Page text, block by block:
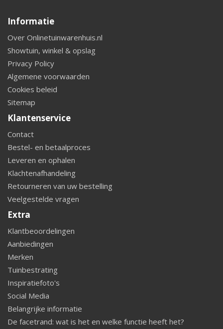
Informatie
Over Onlinetuinwarenhuis.nl
Showtuin, winkel & opslag
Privacy Policy
Algemene voorwaarden
Cookies beleid
Sitemap
Klantenservice
Contact
Bestel- en betaalproces
Leveren en ophalen
Klachtenafhandeling
Retourneren van uw bestelling
Veelgestelde vragen
Extra
Klantbeoordelingen
Aanbiedingen
Merken
Tuinbestrating
Inspiratiefoto's
Social Media
Belangrijke informatie
De facetrand: wat is het en welke functie heeft het?